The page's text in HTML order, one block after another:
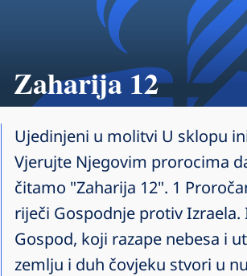
Zaharija 12
Ujedinjeni u molitvi U sklopu
Vjerujte Njegovim prorocima
čitamo "Zaharija 12". 1
riječi Gospodnje protiv Izraela.
Gospod, koji razape nebesa i
zemlju i duh čovjeku stvori u